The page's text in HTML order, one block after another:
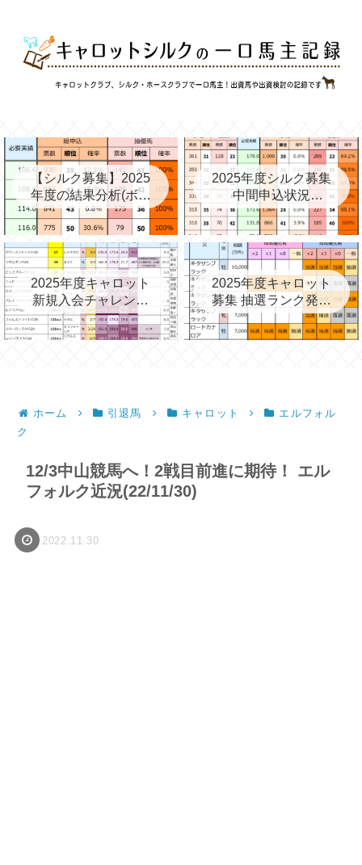
【シルク募集】2025
年度の結果分析(ボー
ダー、確率、昨年度
との比較など)
2025年度シルク募集
中間申込状況
②(08/06)と昨年の中
間③→最終
2025年度キャロット
新規入会チャレンジ
と第2次募集を考える
2025年度キャロット
募集 抽選ランク発表
(09/11)
ホーム 引退馬 キャロット
エルフォル
ク
12/3中山競馬へ！2戦目前進に期待！ エル
フォルク近況(22/11/30)
2022.11.30